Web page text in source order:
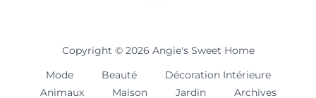
harmonieux
Copyright © 2026 Angie's Sweet Home
Mode Beauté
Décoration Intérieure
Animaux
Maison Jardin Archives